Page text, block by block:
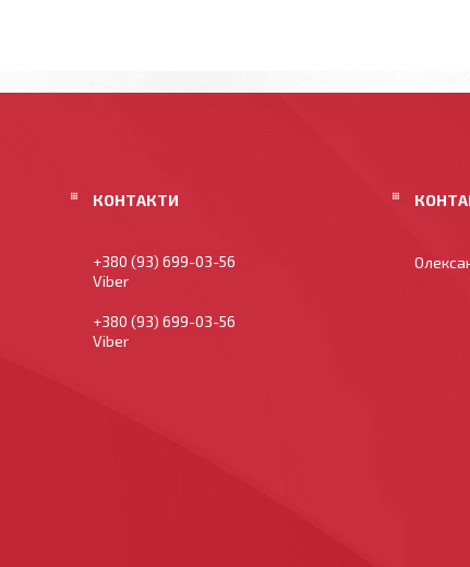
+380 (93) 699-03-56
Viber
+380 (93) 699-03-56
Viber